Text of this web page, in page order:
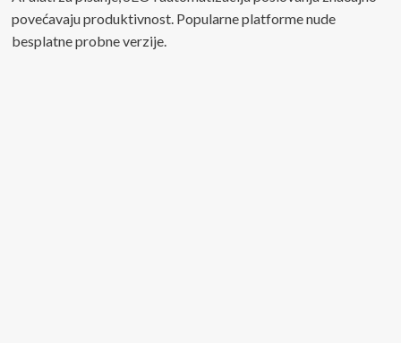
povećavaju produktivnost. Popularne platforme nude
besplatne probne verzije.